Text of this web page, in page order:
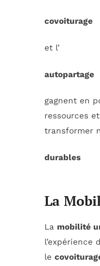
covoiturage
et l’
autopartage
gagnent en
ressources
transformer
durables
La
La mobilité
le